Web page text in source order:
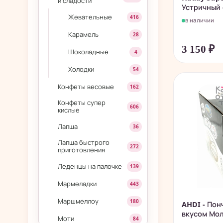
Жевательные 416
Карамель 28
Шоколадные 4
Холодки 54
Конфеты весовые 162
Конфеты супер
кислые
606
Лапша 36
Лапша быстрого
приготовления
272
Леденцы на палочке 139
Мармеладки 443
Маршмеллоу 180
Моти 84
Устричный
в наличии
3 150 ₽
AHDI -
вкусом